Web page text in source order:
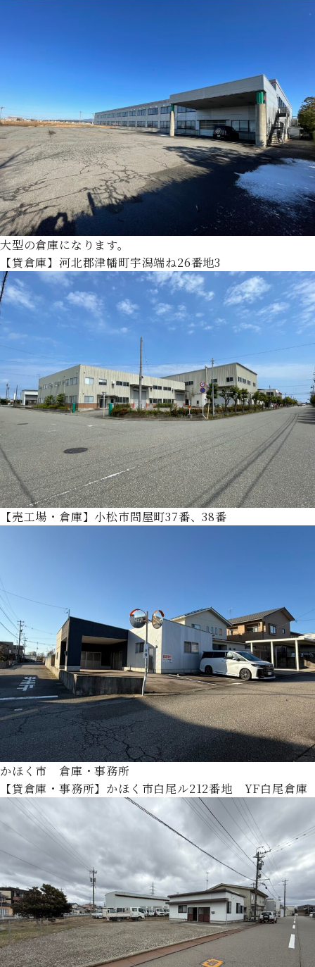
大型の倉庫になります。
【貸倉庫】河北郡津幡町宇潟端ね26番地3
【売工場・倉庫】小松市問屋町37番、38番
かほく市 倉庫・事務所
【貸倉庫・事務所】かほく市白尾ル212番地 YF白尾倉庫